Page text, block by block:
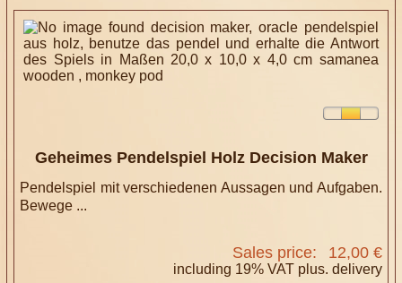
Geheimes Pendelspiel Holz Decision Maker
Pendelspiel mit verschiedenen Aussagen und Aufgaben.
Bewege ...
Sales price: 12,00 €
including 19% VAT plus. delivery